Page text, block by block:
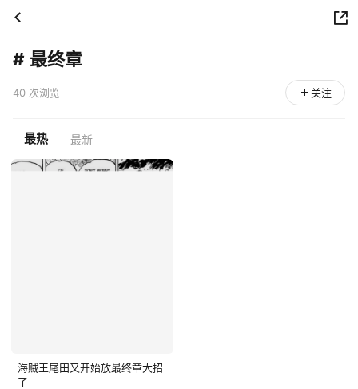
# 最终章
40 次浏览 关注
最热 最新
海贼王尾田又开始放最终章大招
了